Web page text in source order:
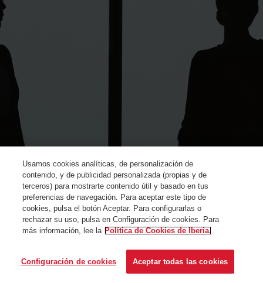
Usamos cookies analíticas, de personalización de
contenido, y de publicidad personalizada (propias y de
terceros) para mostrarte contenido útil y basado en tus
preferencias de navegación. Para aceptar este tipo de
cookies, pulsa el botón Aceptar. Para configurarlas o
rechazar su uso, pulsa en Configuración de cookies. Para
más información, lee la Política de Cookies de Iberia.
Configuración de cookies Aceptar todas las cookies